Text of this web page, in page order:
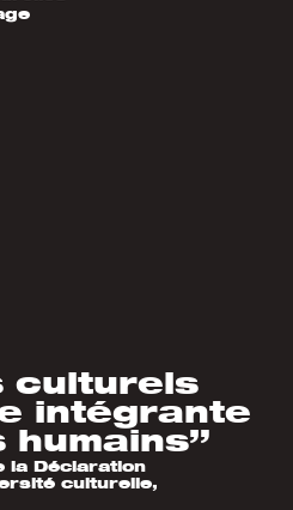
culturels
intégrante
la Déclaration
culturelle,